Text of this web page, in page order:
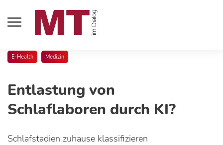
E-Health Medizin
Entlastung von
Schlaflaboren durch KI?
Schlafstadien zuhause klassifizieren